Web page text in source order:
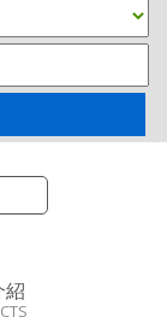
紹